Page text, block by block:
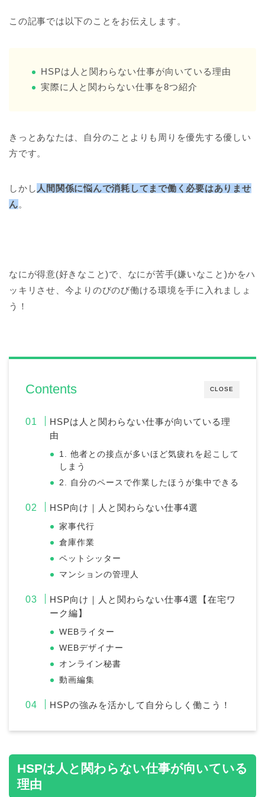
この記事では以下のことをお伝えします。
HSPは人と関わらない仕事が向いている理由
実際に人と関わらない仕事を8つ紹介
きっとあなたは、自分のことよりも周りを優先する優しい
方です。
しかし 人間関係に悩んで消耗してまで働く必要はありませ
ん。
なにが得意(好きなこと)で、なにが苦手(嫌いなこと)かをハ
ッキリさせ、今よりのびのび働ける環境を手に入れましょ
う！
CLOSE
Contents
HSPは人と関わらない仕事が向いている理
由
1. 他者との接点が多いほど気疲れを起こして
しまう
2. 自分のペースで作業したほうが集中できる
HSP向け｜人と関わらない仕事4選
家事代行
倉庫作業
ペットシッター
マンションの管理人
HSP向け｜人と関わらない仕事4選【在宅ワ
ーク編】
WEBライター
WEBデザイナー
オンライン秘書
動画編集
HSPの強みを活かして自分らしく働こう！
HSPは人と関わらない仕事が向いている
理由